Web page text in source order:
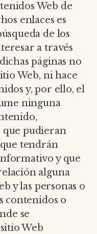
Web de
enlaces es
de los
a través
páginas no
Web, ni hace
y, por ello, el
ninguna
que pudieran
tendrán
y que
alguna
y las personas o
contenidos o
se
Web